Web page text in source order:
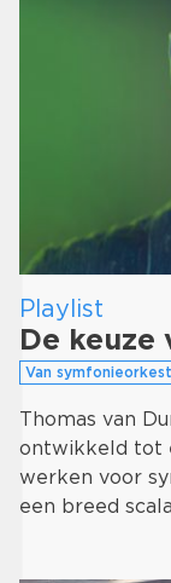
Playlist
De keuze
Van
Thomas van
ontwikkeld tot
werken voor
een breed